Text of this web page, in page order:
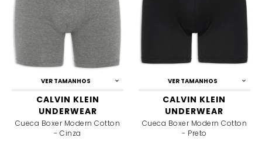
VER TAMANHOS
CALVIN KLEIN
UNDERWEAR
Cueca Boxer Modern Cotton
- Cinza
VER TAMANHOS
CALVIN KLEIN
UNDERWEAR
Cueca Boxer Modern Cotton
- Preto